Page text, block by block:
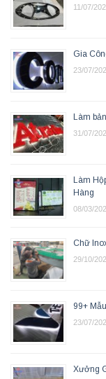
11/07/
Gia
23/07/
Làm
31/07/
Làm
Hàng
08/03/
Chữ
29/10/
99+
23/07/
Xưởng